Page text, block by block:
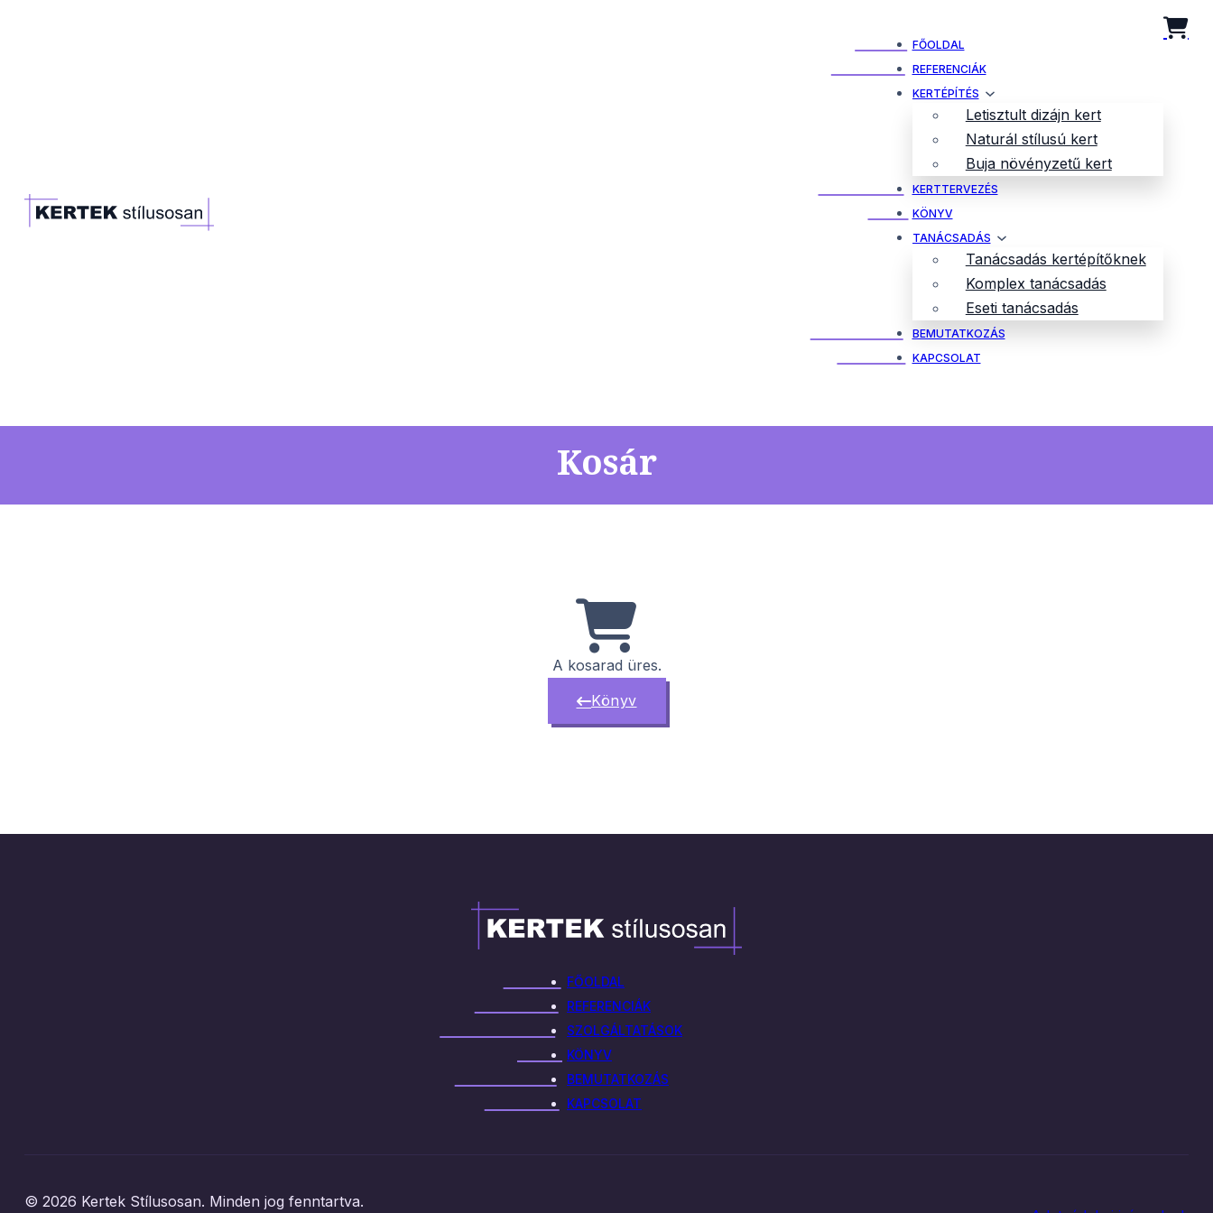
FŐOLDAL
REFERENCIÁK
KERTÉPÍTÉS
Letisztult dizájn kert
Naturál stílusú kert
Buja növényzetű kert
KERTTERVEZÉS
KÖNYV
TANÁCSADÁS
Tanácsadás kertépítőknek
Komplex tanácsadás
Eseti tanácsadás
BEMUTATKOZÁS
KAPCSOLAT
Kosár
A kosarad üres.
Könyv
FŐOLDAL
REFERENCIÁK
SZOLGÁLTATÁSOK
KÖNYV
BEMUTATKOZÁS
KAPCSOLAT
© 2026 Kertek Stílusosan. Minden jog fenntartva.